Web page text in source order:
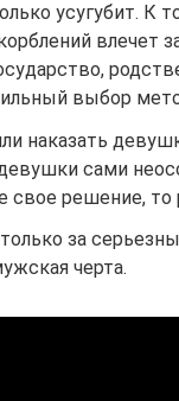
усугубит. К
влечет
выбор
наказать
сами
свое решение, то
за
черта.